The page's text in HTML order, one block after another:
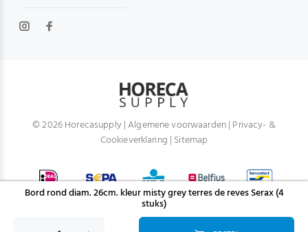
Bord rond diam. 26cm. kleur misty grey terres de reves Serax (4
stuks)
© 2026 Horecasupply |Algemene voorwaarden| Privacy- &
Cookieverklaring | Sitemap